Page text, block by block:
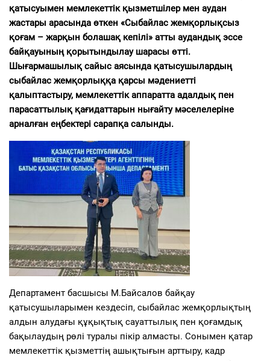
қатысуымен мемлекеттік қызметшілер мен аудан
жастары арасында өткен «Сыбайлас жемқорлықсыз
қоғам – жарқын болашақ кепілі» атты аудандық эссе
байқауының қорытындылау шарасы өтті.
Шығармашылық сайыс аясында қатысушылардың
сыбайлас жемқорлыққа қарсы мәдениетті
қалыптастыру, мемлекеттік аппаратта адалдық пен
парасаттылық қағидаттарын нығайту мәселелеріне
арналған еңбектері сарапқа салынды.
Департамент басшысы М.Байсалов байқау
қатысушыларымен кездесіп, сыбайлас жемқорлықтың
алдын алудағы құқықтық сауаттылық пен қоғамдық
бақылаудың рөлі туралы пікір алмасты. Сонымен қатар
мемлекеттік қызметтің ашықтығын арттыру, кадр